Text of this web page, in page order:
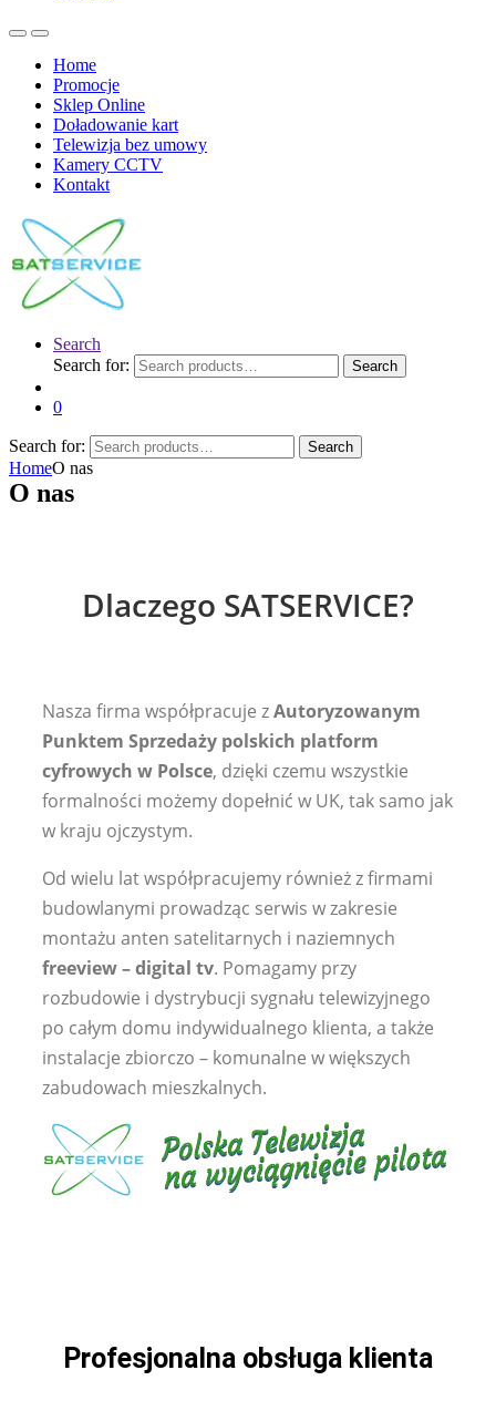
Home
Promocje
Sklep Online
Doładowanie kart
Telewizja bez umowy
Kamery CCTV
Kontakt
Search
Search for:
Search
0
Search for: Search
HomeO nas
O nas
Dlaczego SATSERVICE?
Nasza firma współpracuje zAutoryzowanym
Punktem Sprzedaży polskich platform
cyfrowych w Polsce, dzięki czemu wszystkie
formalności możemy dopełnić w UK, tak samo jak
w kraju ojczystym.
Od wielu lat współpracujemy również z firmami
budowlanymi prowadząc serwis w zakresie
montażu anten satelitarnych i naziemnych
freeview – digital tv. Pomagamy przy
rozbudowie i dystrybucji sygnału telewizyjnego
po całym domu indywidualnego klienta, a także
instalacje zbiorczo – komunalne w większych
zabudowach mieszkalnych.
Profesjonalna obsługa klienta